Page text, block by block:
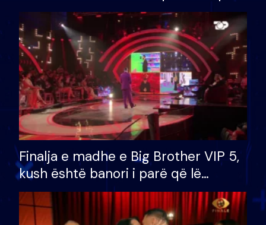
Finalja e madhe e Big Brother VIP 5,
kush është banori i parë që lë
shtëpinë dhe humb mundësinë për
të fituar çmimin e madh